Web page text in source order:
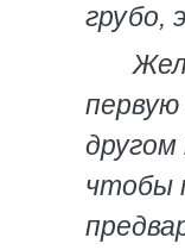
грубо,
первую
чтобы